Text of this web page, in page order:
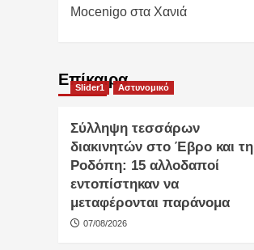
Mocenigo στα Χανιά
Επίκαιρα
Slider1 Αστυνομικό
Σύλληψη τεσσάρων
διακινητών στο Έβρο και τη
Ροδόπη: 15 αλλοδαποί
εντοπίστηκαν να
μεταφέρονται παράνομα
07/08/2026